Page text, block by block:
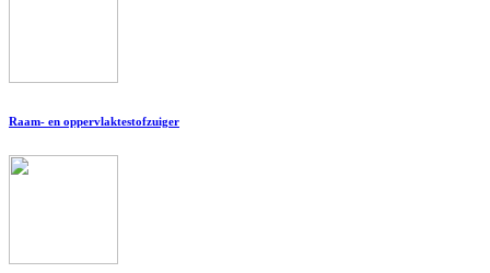
Raam- en oppervlaktestofzuiger